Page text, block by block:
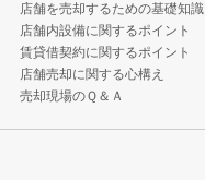
店舗を売却するための基礎知識
店舗内設備に関するポイント
賃貸借契約に関するポイント
店舗売却に関する心構え
売却現場のＱ＆Ａ